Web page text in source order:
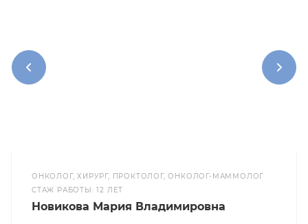
ОНКОЛОГ, ХИРУРГ, ПРОКТОЛОГ, ОНКОЛОГ-МАММОЛОГ
CТАЖ РАБОТЫ: 12 ЛЕТ
Новикова Мария Владимировна